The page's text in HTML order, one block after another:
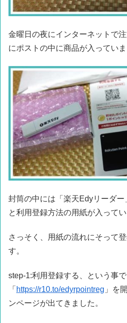
金曜日の夜にインターネットで
にポストの中に商品が入っていま
封筒の中には「楽天Edyリーダー
と利用登録方法の用紙が入ってい
さっそく、用紙の流れにそって
す。
step-1:利用登録する、という事
「 https://r10.to/edyrpointreg 」を
ンページが出てきました。